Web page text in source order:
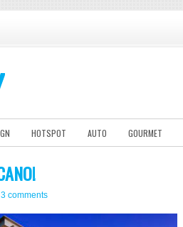
HOTSPOT AUTO GOURMET
3 comments